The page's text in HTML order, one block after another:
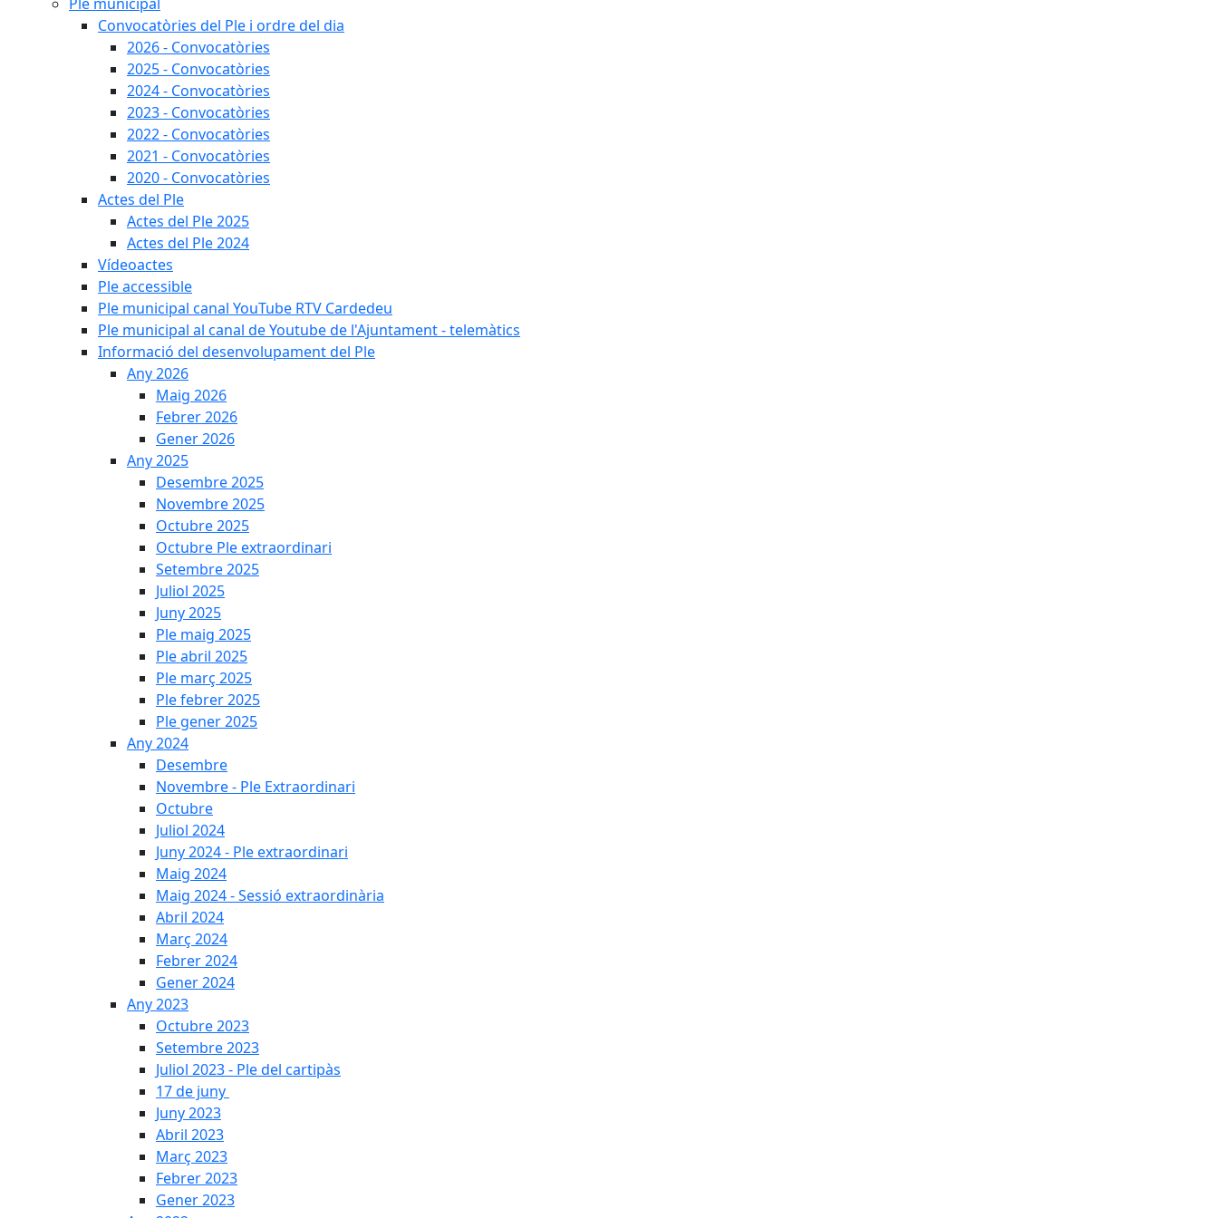
Convocatòries del Ple i ordre del dia
2026 - Convocatòries
2025 - Convocatòries
2024 - Convocatòries
2023 - Convocatòries
2022 - Convocatòries
2021 - Convocatòries
2020 - Convocatòries
Actes del Ple
Actes del Ple 2025
Actes del Ple 2024
Vídeoactes
Ple accessible
Ple municipal canal YouTube RTV Cardedeu
Ple municipal al canal de Youtube de l'Ajuntament - telemàtics
Informació del desenvolupament del Ple
Any 2026
Maig 2026
Febrer 2026
Gener 2026
Any 2025
Desembre 2025
Novembre 2025
Octubre 2025
Octubre Ple extraordinari
Setembre 2025
Juliol 2025
Juny 2025
Ple maig 2025
Ple abril 2025
Ple març 2025
Ple febrer 2025
Ple gener 2025
Any 2024
Desembre
Novembre - Ple Extraordinari
Octubre
Juliol 2024
Juny 2024 - Ple extraordinari
Maig 2024
Maig 2024 - Sessió extraordinària
Abril 2024
Març 2024
Febrer 2024
Gener 2024
Any 2023
Octubre 2023
Setembre 2023
Juliol 2023 - Ple del cartipàs
17 de juny
Juny 2023
Abril 2023
Març 2023
Febrer 2023
Gener 2023